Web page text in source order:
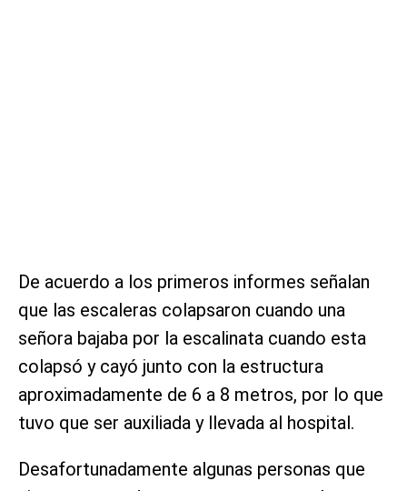
De acuerdo a los primeros informes señalan
que las escaleras colapsaron cuando una
señora bajaba por la escalinata cuando esta
colapsó y cayó junto con la estructura
aproximadamente de 6 a 8 metros, por lo que
tuvo que ser auxiliada y llevada al hospital.
Desafortunadamente algunas personas que